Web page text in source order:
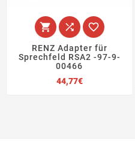
  
RENZ Adapter für
Sprechfeld RSA2 -97-9-
00466
44,77€Preis